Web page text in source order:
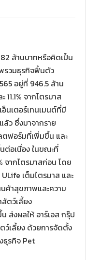
ล้านบาทหรือคิดเป็น
รวมธุรกิจฟื้นตัว
อยู่ที่ 946.5 ล้าน
จากไตรมาส
นเตอร์เทนเมนต์ที่มี
ล้ว ซึ่งมาจากราย
ตฟอร์มที่เพิ่มขึ้น และ
ต่อเนื่อง ในขณะที่
จากไตรมาสก่อน โดย
เต็มไตรมาส และ
ค้าสุขภาพและความ
สัตว์เลี้ยง
ส่งผลให้ อาร์เอส กรุ๊ป
ว์เลี้ยง ด้วยการจัดตั้ง
ธุรกิจ Pet